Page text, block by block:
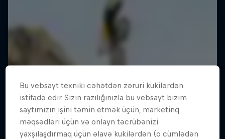
Bu vebsayt texniki cəhətdən zəruri kukilərdən
istifadə edir. Sizin razılığınızla bu vebsayt bizim
saytımızın işini təmin etmək üçün, marketinq
məqsədləri üçün və onlayn təcrübənizi
yaxşılaşdırmaq üçün əlavə kukilərdən (o cümlədən